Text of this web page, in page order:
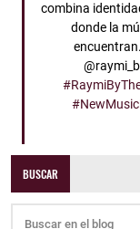
combina
donde la
BUSCAR